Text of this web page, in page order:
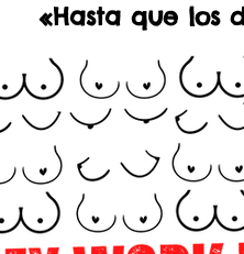
«Hasta que los